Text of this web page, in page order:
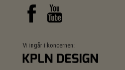
Vi ingår i koncernen: